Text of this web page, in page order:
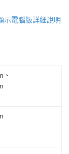
示電腦版詳細說明